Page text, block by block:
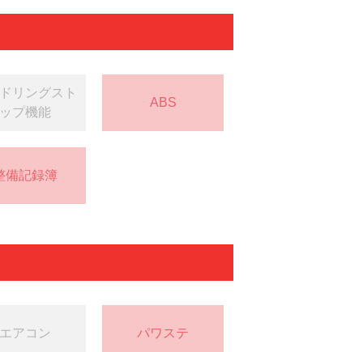
リングスト
ップ機能
ABS
備記録簿
エアコン パワステ